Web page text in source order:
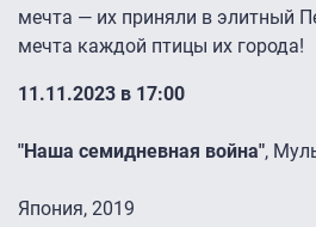
мечта — их приняли в элитный
мечта каждой птицы их города!
11.11.2023 в 17:00
"Наша семидневная война",
Япония, 2019